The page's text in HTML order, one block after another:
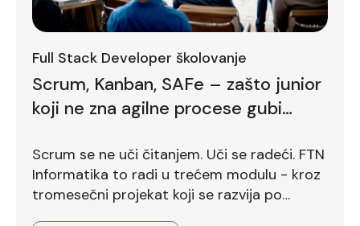
Full Stack Developer školovanje
Scrum, Kanban, SAFe – zašto junior
koji ne zna agilne procese gubi
Scrum se ne uči čitanjem. Uči se radeći. FTN
Informatika to radi u trećem modulu - kroz
tromesečni projekat koji se razvija po